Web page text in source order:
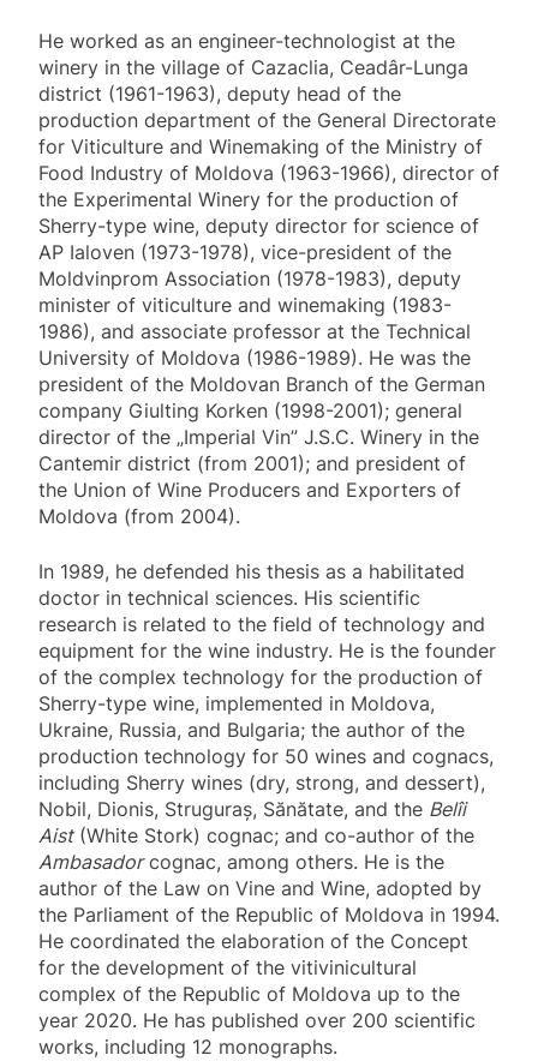
He worked as an engineer-technologist at the
winery in the village of Cazaclia, Ceadâr-Lunga
district (1961-1963), deputy head of the
production department of the General Directorate
for Viticulture and Winemaking of the Ministry of
Food Industry of Moldova (1963-1966), director of
the Experimental Winery for the production of
Sherry-type wine, deputy director for science of
AP Ialoven (1973-1978), vice-president of the
Moldvinprom Association (1978-1983), deputy
minister of viticulture and winemaking (1983-
1986), and associate professor at the Technical
University of Moldova (1986-1989). He was the
president of the Moldovan Branch of the German
company Giulting Korken (1998-2001); general
director of the „Imperial Vin” J.S.C. Winery in the
Cantemir district (from 2001); and president of
the Union of Wine Producers and Exporters of
Moldova (from 2004).
In 1989, he defended his thesis as a habilitated
doctor in technical sciences. His scientific
research is related to the field of technology and
equipment for the wine industry. He is the founder
of the complex technology for the production of
Sherry-type wine, implemented in Moldova,
Ukraine, Russia, and Bulgaria; the author of the
production technology for 50 wines and cognacs,
including Sherry wines (dry, strong, and dessert),
Nobil, Dionis, Struguraș, Sănătate, and the Belîi
Aist(White Stork) cognac; and co-author of the
Ambasadorcognac, among others. He is the
author of the Law on Vine and Wine, adopted by
the Parliament of the Republic of Moldova in 1994.
He coordinated the elaboration of the Concept
for the development of the vitivinicultural
complex of the Republic of Moldova up to the
year 2020. He has published over 200 scientific
works, including 12 monographs.